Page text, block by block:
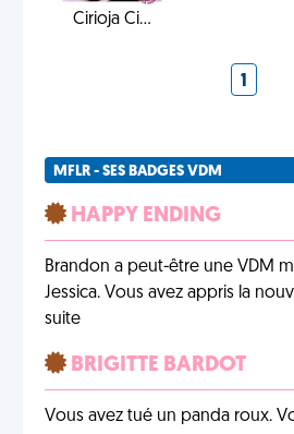
Cirioja Ci...
1
MFLR - SES BADGES VDM
HAPPY ENDING
Brandon a peut-être une VDM
Jessica. Vous avez appris la
suite
BRIGITTE BARDOT
Vous avez tué un panda roux.